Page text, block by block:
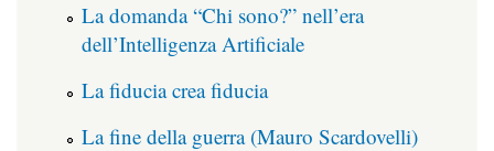
La domanda “Chi sono?” nell’era
dell’Intelligenza Artificiale
La fiducia crea fiducia
La fine della guerra (Mauro Scardovelli)